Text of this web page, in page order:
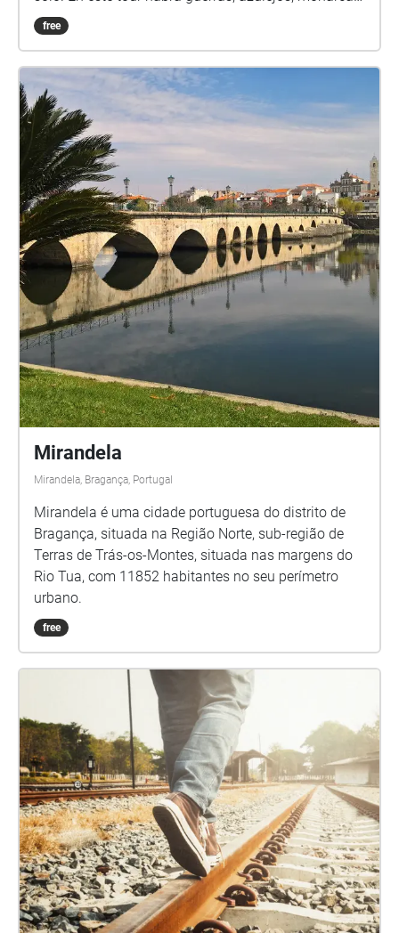
republicanos, traiciones, puertas invisibles, lujo y
decadencia, viajes a lo desconocido, dulces y vinos…
más importante y singular de Porto, sino pidiendo
como un portugués en cualquier bar, palabra de
guía. Y diciendo, ¡OH! ¡Porto!, claro está. Saliendo
desde la Praça da Batalha, descubrirás: Praça da
Batalha Café Majestic Capela das Almas Mercado
do Bolhão Estação São Bento Avenida dos Aliados
Livraria Lello Praça de Carlos Alberto Praça de
Gomes Teixeira Torre dos Clérigos Miradouro da
Vitória
free
Mirandela
Mirandela, Bragança, Portugal
Mirandela é uma cidade portuguesa do distrito de
Bragança, situada na Região Norte, sub-região de
Terras de Trás-os-Montes, situada nas margens do
Rio Tua, com 11852 habitantes no seu perímetro
urbano.
free